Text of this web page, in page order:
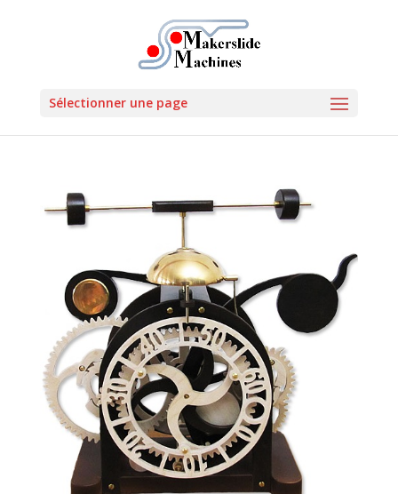
Sélectionner une page